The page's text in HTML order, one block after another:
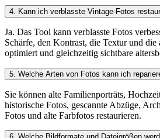
4 Kann ich verblasste Vintage-Fotos
Ja. Das Tool kann verblasste Fotos
Schärfe, den Kontrast, die Textur und
optimiert und gleichzeitig sichtbare
5 Welche Arten von Fotos kann ich
Sie können alte Familienporträts,
historische Fotos, gescannte Abzüge,
Fotos und alte Farbfotos restaurieren.